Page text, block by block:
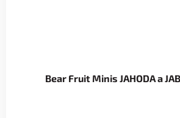
Bear Fruit Minis JAHODA a